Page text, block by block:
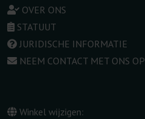
OVER ONS
STATUUT
JURIDISCHE INFORMATIE
NEEM CONTACT MET ONS OP
Winkel wijzigen: